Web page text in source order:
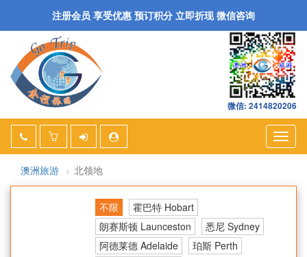
注册会员 享受优惠 预订积分 立即折现 微信咨询
微信: 2414820206
澳洲旅游 北领地
不限
霍巴特 Hobart
朗赛斯顿 Launceston
悉尼 Sydney
阿德莱德 Adelaide
珀斯 Perth